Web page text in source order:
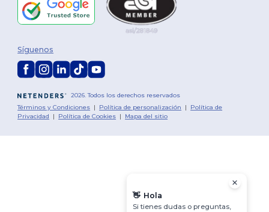
2026. Todos los derechos reservados
Términos y Condiciones | Política de personalización | Política de
Privacidad | Política de Cookies | Mapa del sitio
Síguenos
👋 Hola
Si tienes dudas o preguntas,